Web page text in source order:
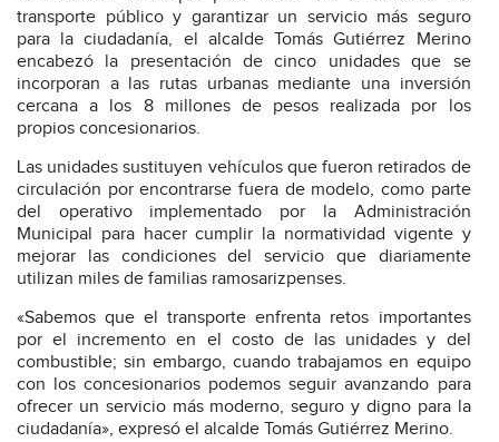
transporte público y garantizar un servicio más seguro
para la ciudadanía, el alcalde Tomás Gutiérrez Merino
encabezó la presentación de cinco unidades que se
incorporan a las rutas urbanas mediante una inversión
cercana a los 8 millones de pesos realizada por los
propios concesionarios.
Las unidades sustituyen vehículos que fueron retirados de
circulación por encontrarse fuera de modelo, como parte
del operativo implementado por la Administración
Municipal para hacer cumplir la normatividad vigente y
mejorar las condiciones del servicio que diariamente
utilizan miles de familias ramosarizpenses.
«Sabemos que el transporte enfrenta retos importantes
por el incremento en el costo de las unidades y del
combustible; sin embargo, cuando trabajamos en equipo
con los concesionarios podemos seguir avanzando para
ofrecer un servicio más moderno, seguro y digno para la
ciudadanía», expresó el alcalde Tomás Gutiérrez Merino.